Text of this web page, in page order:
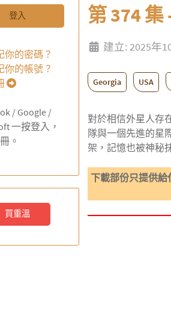
登入
你的密碼？
你的帳號？
/ Google /
一按登入，
。
買重溫
第 374
建立: 2025年
Georgia USA
對於相信外星人存
隊與一個先進的星
架，記憶也被神秘
下載部份只提供